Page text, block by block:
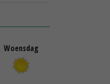
Woensdag